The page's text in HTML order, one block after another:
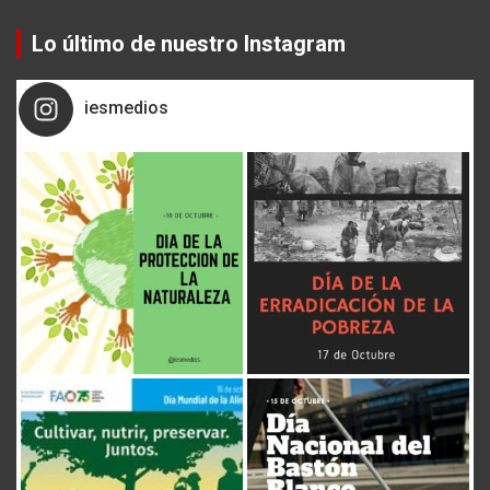
r
h
Lo último de nuestro Instagram
iesmedios